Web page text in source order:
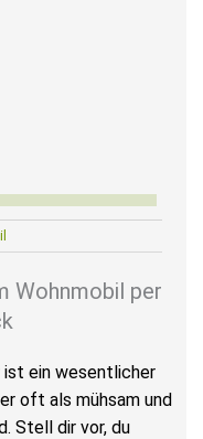
Wohnmobil per
ist ein wesentlicher
oft als mühsam und
Stell dir vor, du